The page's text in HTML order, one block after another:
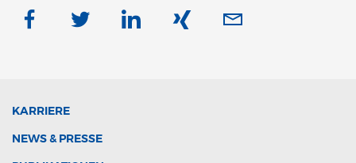
KARRIERE
NEWS & PRESSE